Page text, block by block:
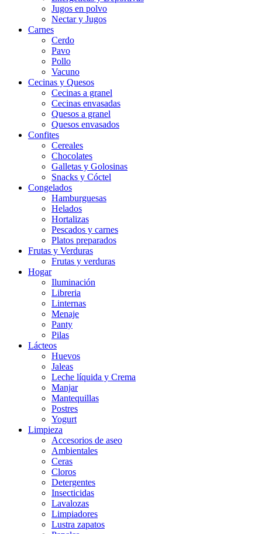
Jugos en polvo
Nectar y Jugos
Carnes
Cerdo
Pavo
Pollo
Vacuno
Cecinas y Quesos
Cecinas a granel
Cecinas envasadas
Quesos a granel
Quesos envasados
Confites
Cereales
Chocolates
Galletas y Golosinas
Snacks y Cóctel
Congelados
Hamburguesas
Helados
Hortalizas
Pescados y carnes
Platos preparados
Frutas y Verduras
Frutas y verduras
Hogar
Iluminación
Libreria
Linternas
Menaje
Panty
Pilas
Lácteos
Huevos
Jaleas
Leche líquida y Crema
Manjar
Mantequillas
Postres
Yogurt
Limpieza
Accesorios de aseo
Ambientales
Ceras
Cloros
Detergentes
Insecticidas
Lavalozas
Limpiadores
Lustra zapatos